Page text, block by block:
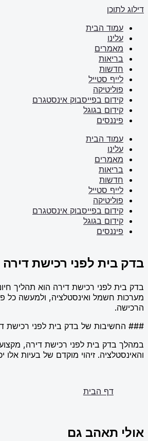
דילוג לתוכן
עמוד הבית
עלינו
מאמרים
בריאות
חדשות
לייף סטייל
פוליטיקה
קידום בפייסבוק אינסטגרם
קידום בגוגל
פיננסים
עמוד הבית
עלינו
מאמרים
בריאות
חדשות
לייף סטייל
פוליטיקה
קידום בפייסבוק אינסטגרם
קידום בגוגל
פיננסים
בדק בית לפני רכישת דירה
בדק בית לפני רכישת דירה הוא תהליך
מערכות חשמל ואינסטלציה, ולמעשה כל
הרכישה.
### החשיבות של בדק בית לפני רכישת
במהלך בדק בית לפני רכישת דירה,
והאינסטלציה. זיהוי מוקדם של בעיות
דף הבית
אולי תאהב גם